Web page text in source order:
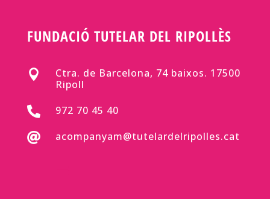
FUNDACIÓ TUTELAR DEL RIPOLLÈS

Ctra. de Barcelona, 74 baixos. 17500
Ripoll
 972 70 45 40
 acompanyam@tutelardelripolles.cat